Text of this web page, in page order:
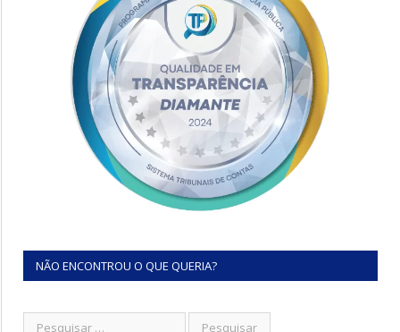
NÃO ENCONTROU O QUE QUERIA?